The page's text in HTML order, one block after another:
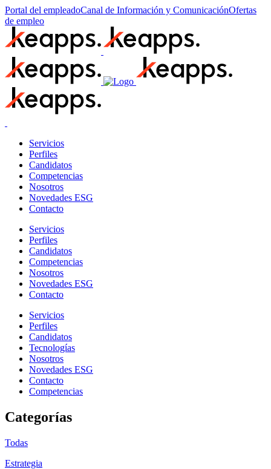
Portal del empleadoCanal de Información y ComunicaciónOfertas
de empleo
Servicios
Perfiles
Candidatos
Competencias
Nosotros
Novedades ESG
Contacto
Servicios
Perfiles
Candidatos
Competencias
Nosotros
Novedades ESG
Contacto
Servicios
Perfiles
Candidatos
Tecnologías
Nosotros
Novedades ESG
Contacto
Competencias
Categorías
Todas
Estrategia